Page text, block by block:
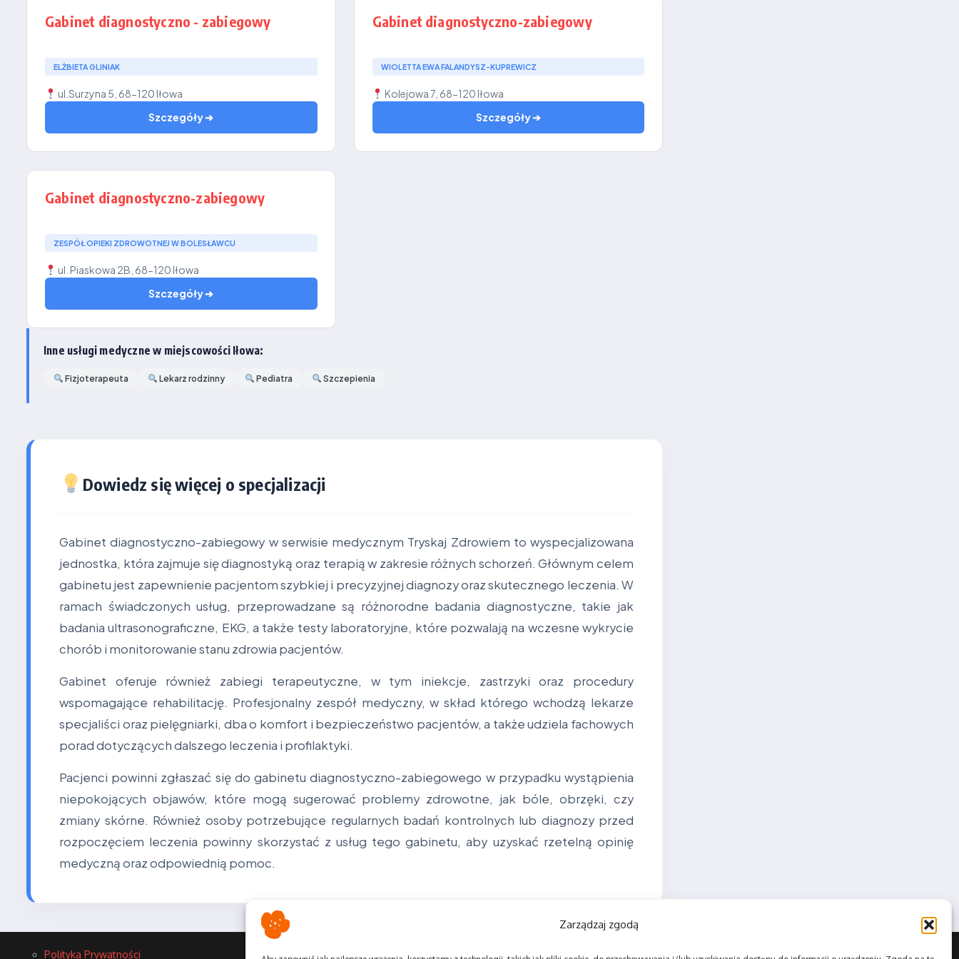
Zarządzaj zgodą
Gabinet diagnostyczno - zabiegowy
ELŻBIETA GLINIAK
ul.Surzyna 5, 68-120 Iłowa
Szczegóły ➔
Gabinet diagnostyczno-zabiegowy
WIOLETTA EWA FALANDYSZ-KUPREWICZ
Kolejowa 7, 68-120 Iłowa
Szczegóły ➔
Gabinet diagnostyczno-zabiegowy
ZESPÓŁ OPIEKI ZDROWOTNEJ W BOLESŁAWCU
ul. Piaskowa 2B, 68-120 Iłowa
Szczegóły ➔
Inne usługi medyczne w miejscowości Iłowa:
Fizjoterapeuta Lekarz rodzinny Pediatra Szczepienia
Dowiedz się więcej o specjalizacji
Gabinet diagnostyczno-zabiegowy w serwisie medycznym Tryskaj Zdrowiem to wyspecjalizowana
jednostka, która zajmuje się diagnostyką oraz terapią w zakresie różnych schorzeń. Głównym celem
gabinetu jest zapewnienie pacjentom szybkiej i precyzyjnej diagnozy oraz skutecznego leczenia. W
ramach świadczonych usług, przeprowadzane są różnorodne badania diagnostyczne, takie jak
badania ultrasonograficzne, EKG, a także testy laboratoryjne, które pozwalają na wczesne wykrycie
chorób i monitorowanie stanu zdrowia pacjentów.
Gabinet oferuje również zabiegi terapeutyczne, w tym iniekcje, zastrzyki oraz procedury
wspomagające rehabilitację. Profesjonalny zespół medyczny, w skład którego wchodzą lekarze
specjaliści oraz pielęgniarki, dba o komfort i bezpieczeństwo pacjentów, a także udziela fachowych
porad dotyczących dalszego leczenia i profilaktyki.
Pacjenci powinni zgłaszać się do gabinetu diagnostyczno-zabiegowego w przypadku wystąpienia
niepokojących objawów, które mogą sugerować problemy zdrowotne, jak bóle, obrzęki, czy
zmiany skórne. Również osoby potrzebujące regularnych badań kontrolnych lub diagnozy przed
rozpoczęciem leczenia powinny skorzystać z usług tego gabinetu, aby uzyskać rzetelną opinię
medyczną oraz odpowiednią pomoc.
Polityka Prywatności